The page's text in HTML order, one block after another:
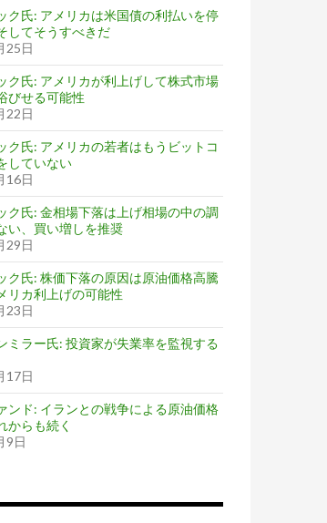
ク氏: アメリカは米国債の利払いを停
してそうすべきだ
25日
ク氏: アメリカが利上げして株式市場
びせる可能性
22日
ク氏: アメリカの若者はもうビットコ
していない
16日
ク氏: 金相場下落は上げ相場の中の調
い、買い増しを推奨
29日
ク氏: 株価下落の原因は原油価格高騰
リカ利上げの可能性
23日
ミラー氏: 投資家が失業率を監視する
17日
ンド: イランとの戦争による原油価格
からも続く
9日